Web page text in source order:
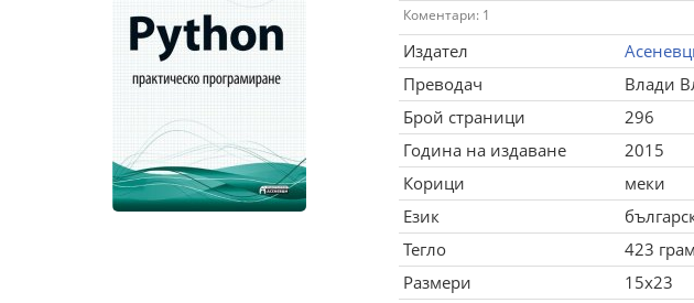
Коментари: 1
Издател
Преводач
Влади
Брой страници
296
Година на издаване
2015
Корици
меки
Език
Тегло
423
Размери
15x23